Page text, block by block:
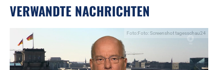
VERWANDTE NACHRICHTEN
Foto:Foto: Screenshot tagesschau24